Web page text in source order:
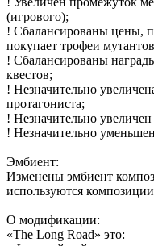
(игрового);
! Сбалансированы цены,
покупает трофеи
! Сбалансированы
квестов;
! Незначительно
протагониста;
! Незначительно
! Незначительно
Эмбиент:
Изменены эмбиент
используются
О модификации:
«The Long Road» это: